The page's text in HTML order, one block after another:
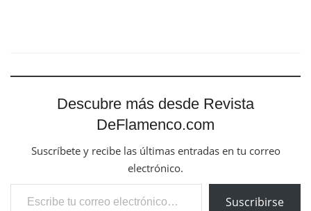
Descubre más desde Revista
DeFlamenco.com
Suscríbete y recibe las últimas entradas en tu correo
electrónico.
Escribe tu correo electrónico…
Suscribirse